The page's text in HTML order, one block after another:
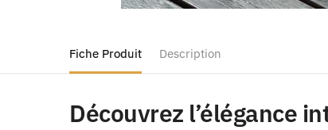
Fiche Produit Description
Découvrez l’élégance